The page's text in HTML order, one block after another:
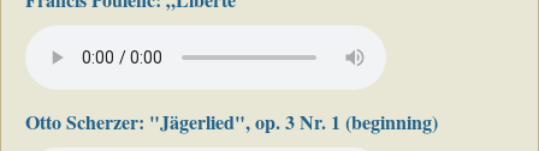
Otto Scherzer: "Jägerlied", op. 3 Nr. 1 (beginning)